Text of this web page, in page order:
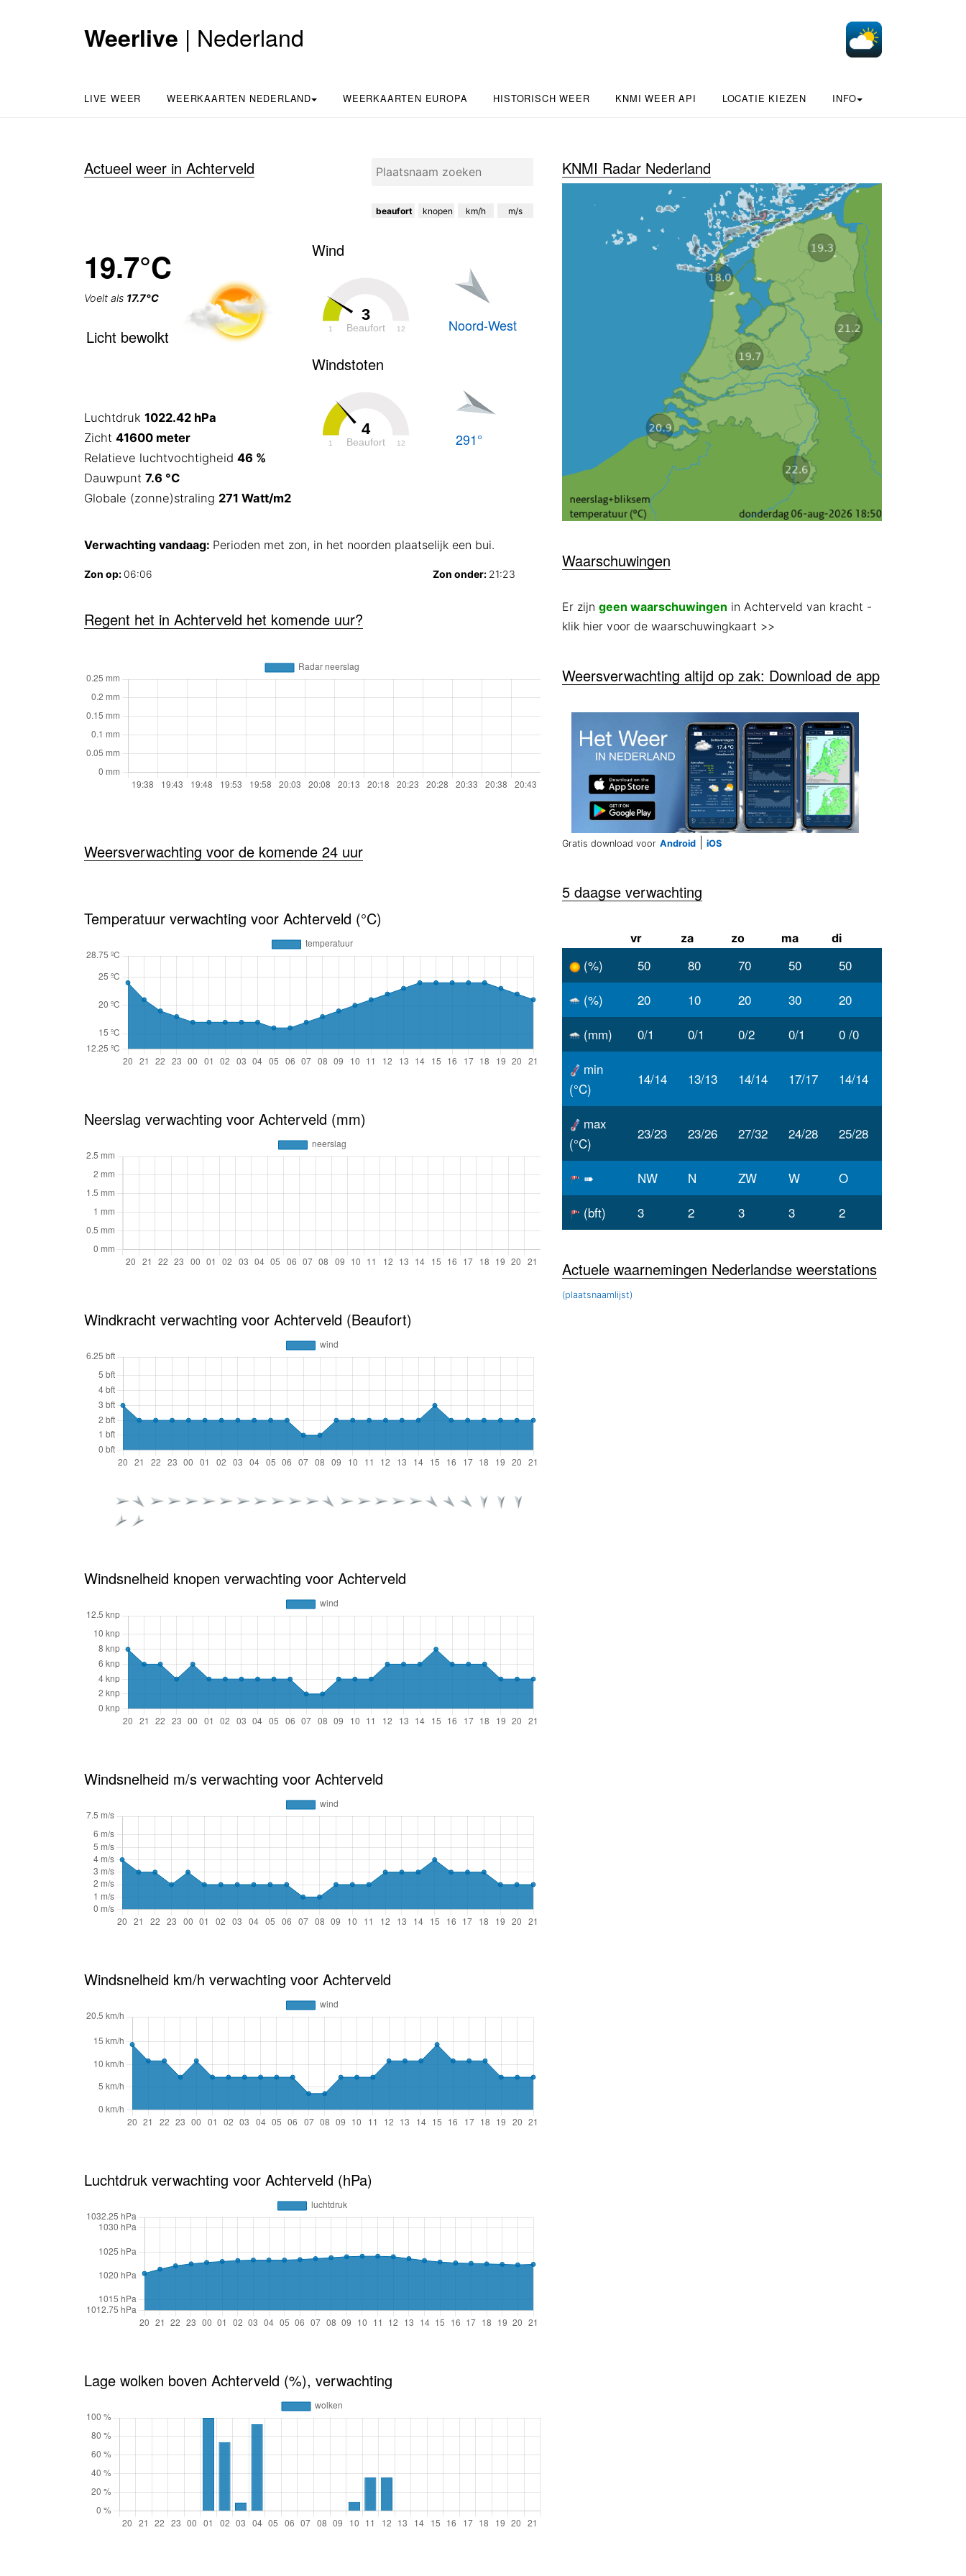
Weerlive | Nederland
LIVE WEER WEERKAARTEN NEDERLAND WEERKAARTEN EUROPA HISTORISCH WEER KNMI WEER API LOCATIE KIEZEN INFO
Actueel weer in Achterveld
beaufort knopen km/h m/s
Wind
3
Beaufort
1 12 Noord-West
Windstoten
4
Beaufort
1 12 291°
19.7°C
Voelt als 17.7°C
Licht bewolkt
Luchtdruk 1022.42 hPa
Zicht 41600 meter
Relatieve luchtvochtigheid 46 %
Dauwpunt 7.6 °C
Globale (zonne)straling 271 Watt/m2
Verwachting vandaag: Perioden met zon, in het noorden plaatselijk een bui.
Zon op: 06:06 Zon onder: 21:23
Regent het in Achterveld het komende uur?
Weersverwachting voor de komende 24 uur
Temperatuur verwachting voor Achterveld (°C)
Neerslag verwachting voor Achterveld (mm)
Windkracht verwachting voor Achterveld (Beaufort)
Windsnelheid knopen verwachting voor Achterveld
Windsnelheid m/s verwachting voor Achterveld
Windsnelheid km/h verwachting voor Achterveld
Luchtdruk verwachting voor Achterveld (hPa)
Lage wolken boven Achterveld (%), verwachting
KNMI Radar Nederland
Waarschuwingen
Er zijn geen waarschuwingen in Achterveld van kracht -
klik hier voor de waarschuwingkaart >>
Weersverwachting altijd op zak: Download de app
Gratis download voor Android| iOS
5 daagse verwachting
vr za zo ma di
(%) 50 80 70 50
50
(%)
20 10 20 30
20
(mm)
0/1 0/1 0/2 0/1
0 /0
min
(°C)
14/14 13/13 14/14 17/17 14/14
max
(°C)
23/23 23/26 27/32 24/28 25/28
➠ NW N ZW W
O
(bft)
3 2 3 3 2
Actuele waarnemingen Nederlandse weerstations
(plaatsnaamlijst)